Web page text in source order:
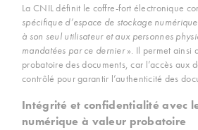
La CNIL définit le coffre-fort électronique
spécifique d’espace de stockage
à son seul utilisateur et aux personnes
mandatées par ce dernier». Il permet ainsi
probatoire des documents, car l’accès aux
contrôlé pour garantir l’authenticité des
Intégrité et confidentialité avec
numérique à valeur probatoire